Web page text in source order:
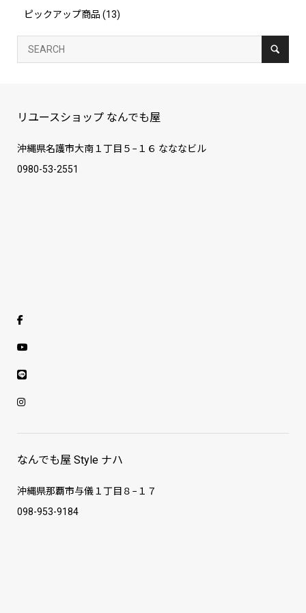
ピックアップ商品 (13)
リユースショップ なんでも屋
沖縄県名護市大南１丁目５−１６ なななビル
0980-53-2551
なんでも屋 Style ナハ
沖縄県那覇市与儀１丁目８−１７
098-953-9184